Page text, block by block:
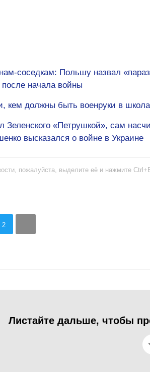
соседкам: Польшу назвал
после начала войны
кем должны быть военруки в
«Петрушкой», сам
высказался о войне в Украине
пожалуйста, выделите её и нажмите
2
Листайте дальше, чтобы